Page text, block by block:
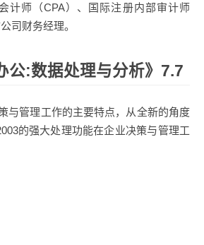
计师（CPA）、国际注册内部审计师
司财务经理。
公:数据处理与分析》7.7
与管理工作的主要特点，从全新的角度
的强大处理功能在企业决策与管理工